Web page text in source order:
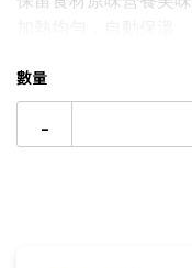
24期
本商品僅含運送到府而
偏遠地區及外島不送！
本商品正常為3至7個
間
數量
-